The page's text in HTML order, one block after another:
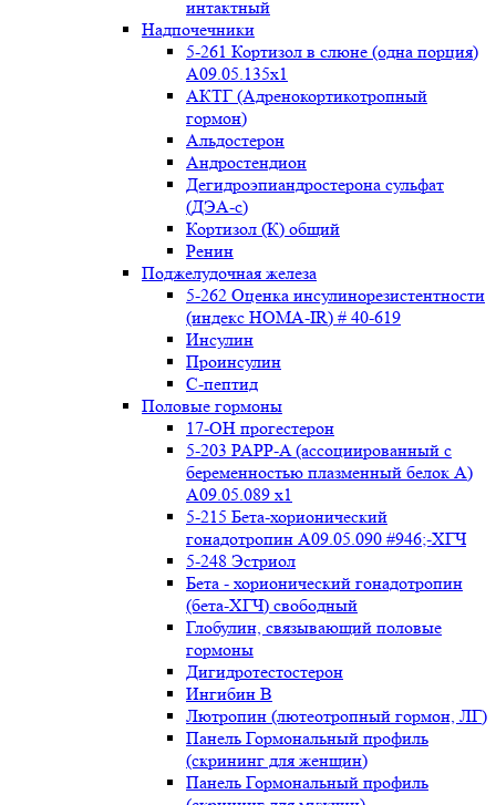
интактный
Надпочечники
5-261 Кортизол в слюне (одна порция)
A09.05.135x1
АКТГ (Адренокортикотропный
гормон)
Альдостерон
Андростендион
Дегидроэпиандростерона сульфат
(ДЭА-с)
Кортизол (К) общий
Ренин
Поджелудочная железа
5-262 Оценка инсулинорезистентности
(индекс HOMA-IR) # 40-619
Инсулин
Проинсулин
С-пептид
Половые гормоны
17-ОН прогестерон
5-203 PAPP-A (ассоциированный с
беременностью плазменный белок А)
А09.05.089 x1
5-215 Бета-хорионический
гонадотропин А09.05.090 #946;-ХГЧ
5-248 Эстриол
Бета - хорионический гонадотропин
(бета-ХГЧ) свободный
Глобулин, связывающий половые
гормоны
Дигидротестостерон
Ингибин В
Лютропин (лютеотропный гормон, ЛГ)
Панель Гормональный профиль
(скрининг для женщин)
Панель Гормональный профиль